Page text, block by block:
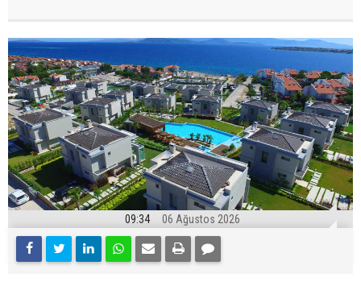
09:34 06 Ağustos 2026